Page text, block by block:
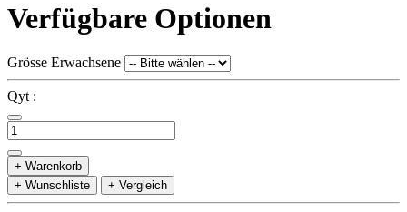
Verfügbare Optionen
Grösse Erwachsene
Qyt :
+ Warenkorb
+ Wunschliste
+ Vergleich